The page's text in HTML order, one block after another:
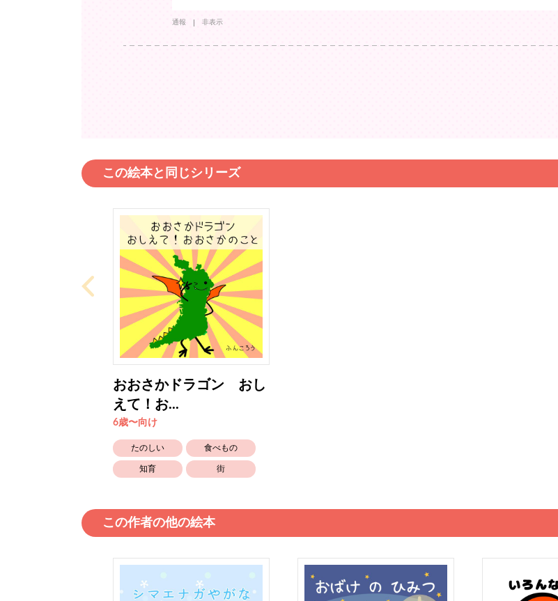
通報 非表示
この絵本と同じシリーズ
おおさかドラゴン おし
えて！お...
6歳〜向け
たのしい 食べもの
知育 街
この作者の他の絵本